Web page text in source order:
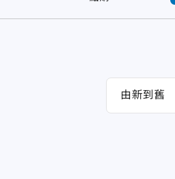
由新到舊